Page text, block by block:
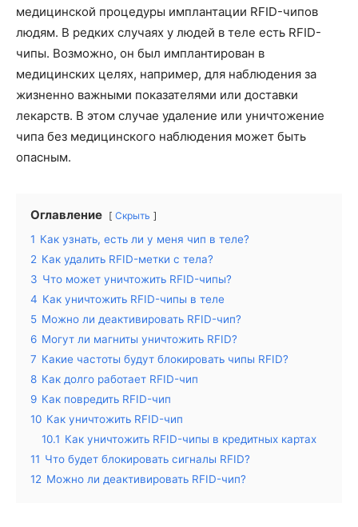
медицинской процедуры имплантации RFID-чипов
людям. В редких случаях у людей в теле есть RFID-
чипы. Возможно, он был имплантирован в
медицинских целях, например, для наблюдения за
жизненно важными показателями или доставки
лекарств. В этом случае удаление или уничтожение
чипа без медицинского наблюдения может быть
опасным.
Оглавление Скрыть
1 Как узнать, есть ли у меня чип в теле?
2 Как удалить RFID-метки с тела?
3 Что может уничтожить RFID-чипы?
4 Как уничтожить RFID-чипы в теле
5 Можно ли деактивировать RFID-чип?
6 Могут ли магниты уничтожить RFID?
7 Какие частоты будут блокировать чипы RFID?
8 Как долго работает RFID-чип
9 Как повредить RFID-чип
10 Как уничтожить RFID-чип
10.1 Как уничтожить RFID-чипы в кредитных картах
11 Что будет блокировать сигналы RFID?
12 Можно ли деактивировать RFID-чип?